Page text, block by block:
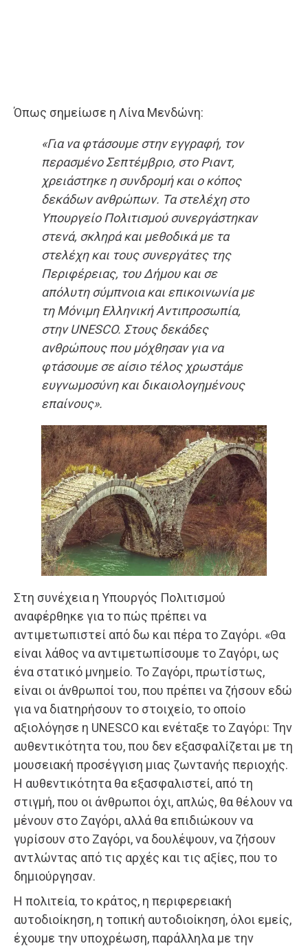
Όπως σημείωσε η Λίνα Μενδώνη:
«Για να φτάσουμε στην εγγραφή, τον
περασμένο Σεπτέμβριο, στο Ριαντ,
χρειάστηκε η συνδρομή και ο κόπος
δεκάδων ανθρώπων. Τα στελέχη στο
Υπουργείο Πολιτισμού συνεργάστηκαν
στενά, σκληρά και μεθοδικά με τα
στελέχη και τους συνεργάτες της
Περιφέρειας, του Δήμου και σε
απόλυτη σύμπνοια και επικοινωνία με
τη Μόνιμη Ελληνική Αντιπροσωπία,
στην UNESCO. Στους δεκάδες
ανθρώπους που μόχθησαν για να
φτάσουμε σε αίσιο τέλος χρωστάμε
ευγνωμοσύνη και δικαιολογημένους
επαίνους».
Στη συνέχεια η Υπουργός Πολιτισμού
αναφέρθηκε για το πώς πρέπει να
αντιμετωπιστεί από δω και πέρα το Ζαγόρι. «Θα
είναι λάθος να αντιμετωπίσουμε το Ζαγόρι, ως
ένα στατικό μνημείο. Το Ζαγόρι, πρωτίστως,
είναι οι άνθρωποί του, που πρέπει να ζήσουν εδώ
για να διατηρήσουν το στοιχείο, το οποίο
αξιολόγησε η UNESCO και ενέταξε το Ζαγόρι: Την
αυθεντικότητα του, που δεν εξασφαλίζεται με τη
μουσειακή προσέγγιση μιας ζωντανής περιοχής.
Η αυθεντικότητα θα εξασφαλιστεί, από τη
στιγμή, που οι άνθρωποι όχι, απλώς, θα θέλουν να
μένουν στο Ζαγόρι, αλλά θα επιδιώκουν να
γυρίσουν στο Ζαγόρι, να δουλέψουν, να ζήσουν
αντλώντας από τις αρχές και τις αξίες, που το
δημιούργησαν.
Η πολιτεία, το κράτος, η περιφερειακή
αυτοδιοίκηση, η τοπική αυτοδιοίκηση, όλοι εμείς,
έχουμε την υποχρέωση, παράλληλα με την